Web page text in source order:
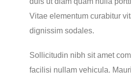
Vitae elementum curabitur
dignissim sodales.
Sollicitudin nibh sit amet
facilisi nullam vehicula.